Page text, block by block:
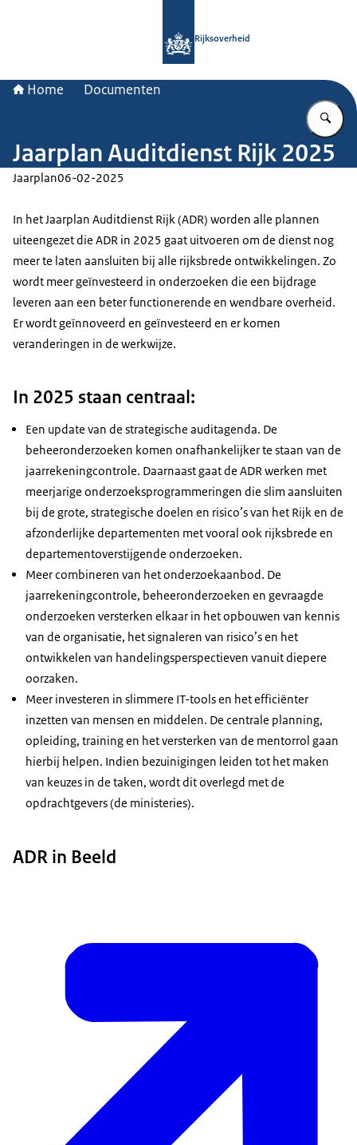
Rijksoverheid
Home Documenten
Jaarplan Auditdienst Rijk 2025
Jaarplan06-02-2025
In het Jaarplan Auditdienst Rijk (ADR) worden alle plannen
uiteengezet die ADR in 2025 gaat uitvoeren om de dienst nog
meer te laten aansluiten bij alle rijksbrede ontwikkelingen. Zo
wordt meer geïnvesteerd in onderzoeken die een bijdrage
leveren aan een beter functionerende en wendbare overheid.
Er wordt geïnnoveerd en geïnvesteerd en er komen
veranderingen in de werkwijze.
In 2025 staan centraal:
Een update van de strategische auditagenda. De
beheeronderzoeken komen onafhankelijker te staan van de
jaarrekeningcontrole. Daarnaast gaat de ADR werken met
meerjarige onderzoeksprogrammeringen die slim aansluiten
bij de grote, strategische doelen en risico’s van het Rijk en de
afzonderlijke departementen met vooral ook rijksbrede en
departementoverstijgende onderzoeken.
Meer combineren van het onderzoekaanbod. De
jaarrekeningcontrole, beheeronderzoeken en gevraagde
onderzoeken versterken elkaar in het opbouwen van kennis
van de organisatie, het signaleren van risico’s en het
ontwikkelen van handelingsperspectieven vanuit diepere
oorzaken.
Meer investeren in slimmere IT-tools en het efficiënter
inzetten van mensen en middelen. De centrale planning,
opleiding, training en het versterken van de mentorrol gaan
hierbij helpen. Indien bezuinigingen leiden tot het maken
van keuzes in de taken, wordt dit overlegd met de
opdrachtgevers (de ministeries).
ADR in Beeld